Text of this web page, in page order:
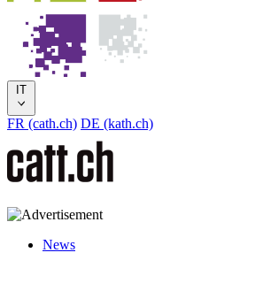
IT
FR (cath.ch) DE (kath.ch)
News